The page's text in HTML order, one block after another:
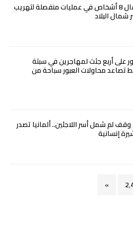
اليونان: اعتقال 8 أشخاص في عمليات منفصلة لتهريب
شمال البلاد
على أربع جثث لمهاجرين في سبتة
تصاعد محاولات العبور سباحة من
لم شمل أسر اللاجئين.. ألمانيا تصدر
»